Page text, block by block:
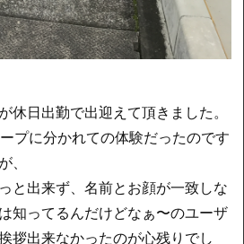
休日出勤で出迎えて頂きました。
プに分かれての体験だったのです
と出来ず、名前とお顔が一致しな
知ってるんだけどなぁ〜のユーザ
拶出来なかったのが心残りでし